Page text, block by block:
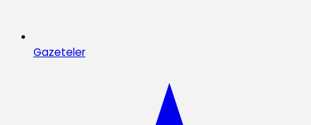
Gazeteler